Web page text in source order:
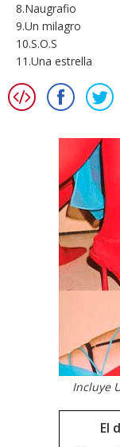
8.Naugrafio
9.Un milagro
10.S.O.S
11.Una estrella
Incluye
El